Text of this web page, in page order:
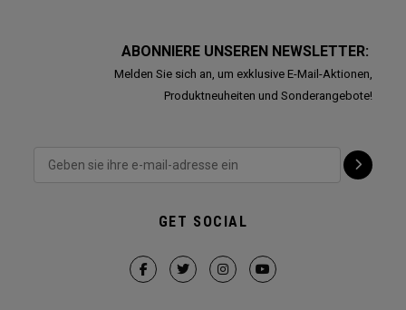
ABONNIERE UNSEREN NEWSLETTER:
Melden Sie sich an, um exklusive E-Mail-Aktionen,
Produktneuheiten und Sonderangebote!
GET SOCIAL